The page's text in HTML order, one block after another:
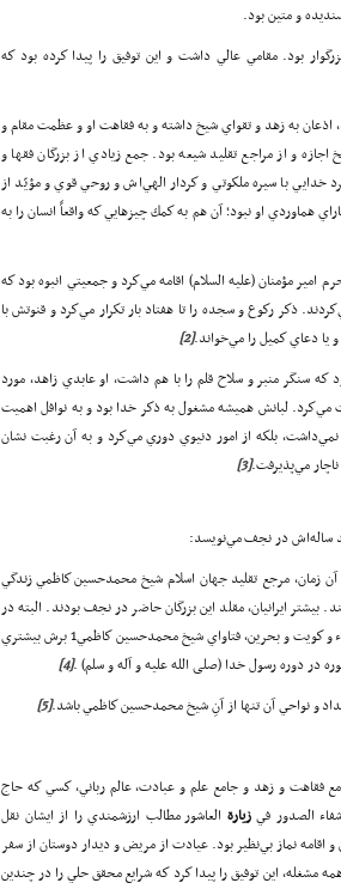
و متين بود.
بود. مقامي عالي داشت و اين توفيق را پيدا كرده بود كه
به زهد و تقواي شيخ داشته و به فقاهت او و عظمت مقام و
و از مراجع تقليد شيعه بود. جمع زيادي از بزرگان فقها و
خدايي با سيره‌ ملكوتي و كردار الهي‌اش و روحي قوي و مؤيّد از
هماوردي او نبود؛ آن هم به كمك چيزهايي كه واقعاً انسان را به
مؤمنان (علیه السلام) اقامه مي‌كرد و جمعيتي انبوه بود كه
ذكر ركوع و سجده را تا هفتاد بار تكرار مي‌كرد و قنوتش با
يا دعاي كميل را مي‌خواند.[2]
كه سنگر منبر و سلاح قلم را با هم داشت، او عابدي زاهد، مورد
مي‌كرد. لبانش هميشه مشغول به ذكر خدا بود و به نوافل اهميت
بلكه از امور دنيوي دوري مي‌كرد و به آن رغبت نشان
مي‌پذيرفت.[3]
زمان، مرجع تقليد جهان اسلام شيخ محمدحسين كاظمي زندگي
ايرانيان، مقلد اين بزرگان حاضر در نجف بودند. البته در
تمام عراق مخصوصاً نجف اشرف و شام و لبنان و مدينه منوره و قطيف و احساء و كويت و بحرين، فتاواي شيخ محمدحسين كاظمي1 برش بيشتري
در دوره رسول خدا (صلی الله علیه و آله و سلم) .[4]
و نواحي آن تنها از آنِ شيخ محمدحسين كاظمي باشد.[5]
فقاهت و زهد و جامع علم و عبادت، عالم رباني، كسي كه حاج
شفاء الصدور فيزيارة العاشور مطالب ارزشمندي را از ايشان نقل
نماز بي‌نظير بود. عيادت از مريض و ديدار دوستان از سفر
مشغله، اين توفيق را پيدا كرد كه شرايع محقق حلي را در چندين